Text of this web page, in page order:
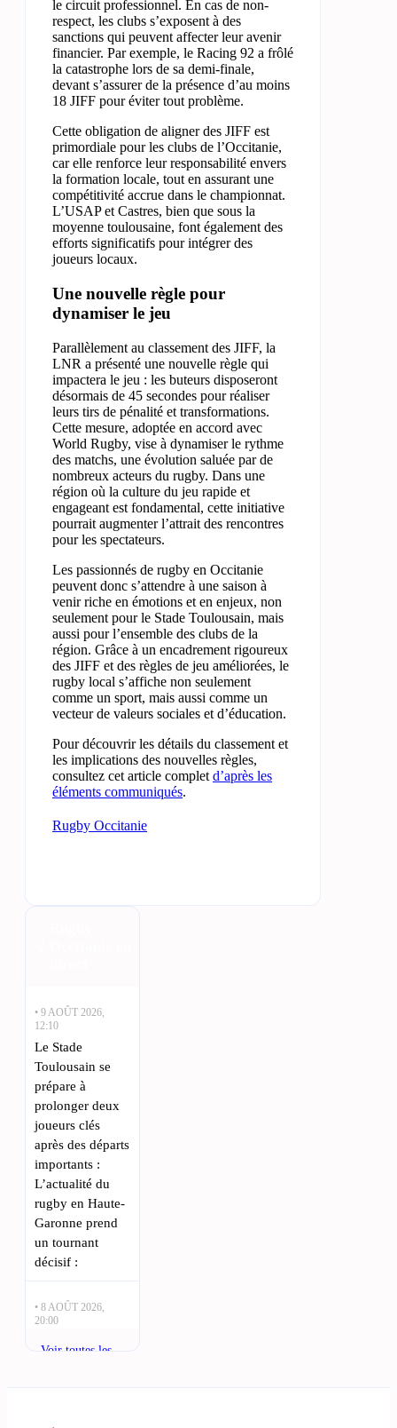
le circuit professionnel. En cas de non-
respect, les clubs s’exposent à des
sanctions qui peuvent affecter leur avenir
financier. Par exemple, le Racing 92 a frôlé
la catastrophe lors de sa demi-finale,
devant s’assurer de la présence d’au moins
18 JIFF pour éviter tout problème.
Cette obligation de aligner des JIFF est
primordiale pour les clubs de l’Occitanie,
car elle renforce leur responsabilité envers
la formation locale, tout en assurant une
compétitivité accrue dans le championnat.
L’USAP et Castres, bien que sous la
moyenne toulousaine, font également des
efforts significatifs pour intégrer des
joueurs locaux.
Une nouvelle règle pour
dynamiser le jeu
Parallèlement au classement des JIFF, la
LNR a présenté une nouvelle règle qui
impactera le jeu : les buteurs disposeront
désormais de 45 secondes pour réaliser
leurs tirs de pénalité et transformations.
Cette mesure, adoptée en accord avec
World Rugby, vise à dynamiser le rythme
des matchs, une évolution saluée par de
nombreux acteurs du rugby. Dans une
région où la culture du jeu rapide et
engageant est fondamental, cette initiative
pourrait augmenter l’attrait des rencontres
pour les spectateurs.
Les passionnés de rugby en Occitanie
peuvent donc s’attendre à une saison à
venir riche en émotions et en enjeux, non
seulement pour le Stade Toulousain, mais
aussi pour l’ensemble des clubs de la
région. Grâce à un encadrement rigoureux
des JIFF et des règles de jeu améliorées, le
rugby local s’affiche non seulement
comme un sport, mais aussi comme un
vecteur de valeurs sociales et d’éducation.
Pour découvrir les détails du classement et
les implications des nouvelles règles,
consultez cet article complet d’après les
éléments communiqués.
Rugby Occitanie
• 9 AOÛT 2026,
12:10
Le Stade
Toulousain se
prépare à
prolonger deux
joueurs clés
après des départs
importants :
L’actualité du
rugby en Haute-
Garonne prend
un tournant
décisif :
• 8 AOÛT 2026,
20:00
Voir toutes les